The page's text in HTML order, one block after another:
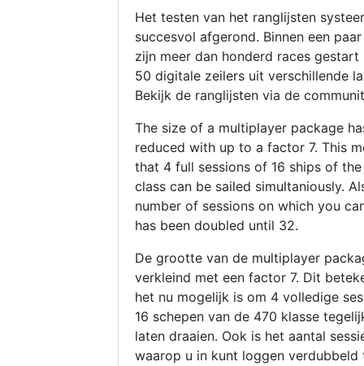
Het testen van het ranglijsten
succesvol afgerond. Binnen een
zijn meer dan honderd races gestart
50 digitale zeilers uit verschillende
Bekijk de ranglijsten via de
The size of a multiplayer package
reduced with up to a factor 7. This
that 4 full sessions of 16 ships of
class can be sailed simultaniously.
number of sessions on which you
has been doubled until 32.
De grootte van de multiplayer
verkleind met een factor 7. Dit
het nu mogelijk is om 4 volledige
16 schepen van de 470 klasse
laten draaien. Ook is het aantal
waarop u in kunt loggen verdubbeld